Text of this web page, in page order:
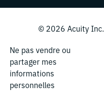
© 2026 Acuity Inc.
Ne pas vendre ou
partager mes
informations
personnelles